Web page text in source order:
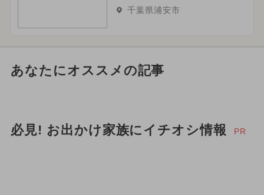
千葉県浦安市
あなたにオススメの記事
必見! お出かけ家族にイチオシ情報 PR